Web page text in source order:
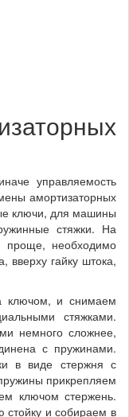
управляемость
амортизаторных
ключи, для машины
стяжки. На
проще, необходимо
вверху гайку штока,
ключом, и снимаем
стяжками.
немного сложнее,
с пружинами.
в виде стержня с
прикрепляем
ключом стержень.
и собираем в